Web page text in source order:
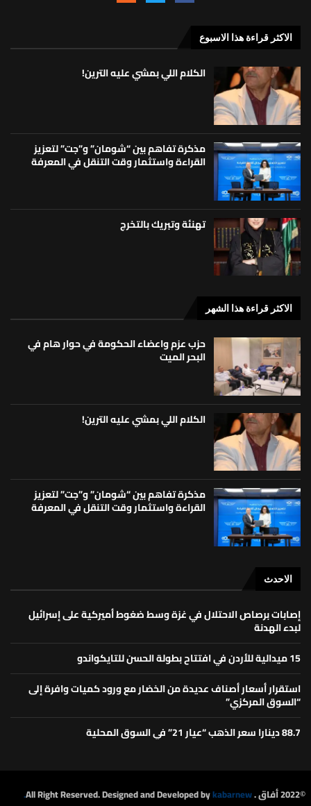
الاكثر قراءة هذا الاسبوع
الكلام اللي بمشي عليه الترين!
مذكرة تفاهم بين “شومان” و”جت” لتعزيز
القراءة واستثمار وقت التنقل في المعرفة
تهنئة وتبريك بالتخرج
الاكثر قراءة هذا الشهر
حزب عزم واعضاء الحكومة في حوار هام في
البحر الميت
الكلام اللي بمشي عليه الترين!
مذكرة تفاهم بين “شومان” و”جت” لتعزيز
القراءة واستثمار وقت التنقل في المعرفة
الاحدث
إصابات برصاص الاحتلال في غزة وسط ضغوط أميركية على إسرائيل
لبدء الهدنة
15 ميدالية للأردن في افتتاح بطولة الحسن للتايكواندو
استقرار أسعار أصناف عديدة من الخضار مع ورود كميات وافرة إلى
“السوق المركزي”
88.7 دينارا سعر الذهب “عيار 21” في السوق المحلية
©2022 أفاق . All Right Reserved. Designed and Developed by kabarnew.